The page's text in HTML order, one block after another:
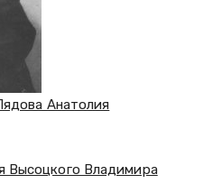
Анатолия